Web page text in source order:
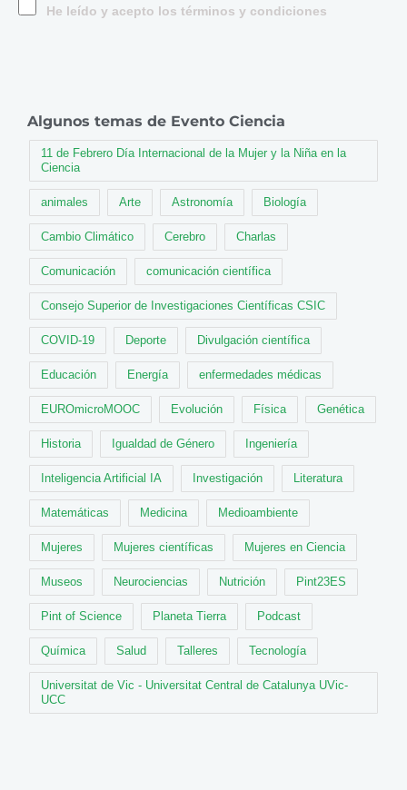
He leído y acepto los términos y condiciones
Algunos temas de Evento Ciencia
11 de Febrero Día Internacional de la Mujer y la Niña en la
Ciencia
animales Arte Astronomía Biología
Cambio Climático Cerebro Charlas
Comunicación comunicación científica
Consejo Superior de Investigaciones Científicas CSIC
COVID-19 Deporte Divulgación científica
Educación Energía enfermedades médicas
EUROmicroMOOC Evolución Física Genética
Historia Igualdad de Género Ingeniería
Inteligencia Artificial IA Investigación Literatura
Matemáticas Medicina Medioambiente
Mujeres Mujeres científicas Mujeres en Ciencia
Museos Neurociencias Nutrición Pint23ES
Pint of Science Planeta Tierra Podcast
Química Salud Talleres Tecnología
Universitat de Vic - Universitat Central de Catalunya UVic-
UCC